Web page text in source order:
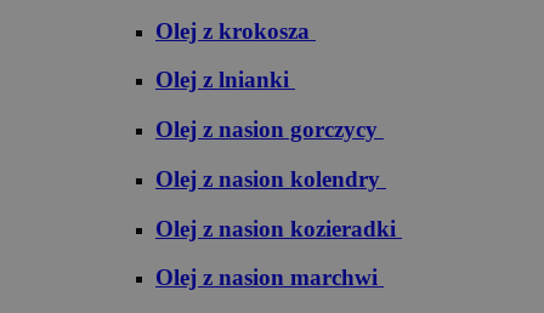
Olej z krokosza
Olej z lnianki
Olej z nasion gorczycy
Olej z nasion kolendry
Olej z nasion kozieradki
Olej z nasion marchwi